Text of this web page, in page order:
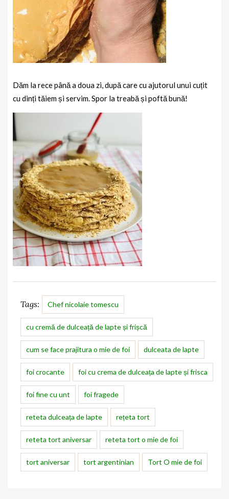
Dăm la rece până a doua zi, după care cu ajutorul unui cuțit
cu dinți tăiem și servim. Spor la treabă și poftă bună!
Tags: Chef nicolaie tomescu
cu cremă de dulceață de lapte și frișcă
cum se face prajitura o mie de foi dulceata de lapte
foi crocante foi cu crema de dulceața de lapte și frisca
foi fine cu unt foi fragede
reteta dulceața de lapte rețeta tort
reteta tort aniversar reteta tort o mie de foi
tort aniversar tort argentinian Tort O mie de foi